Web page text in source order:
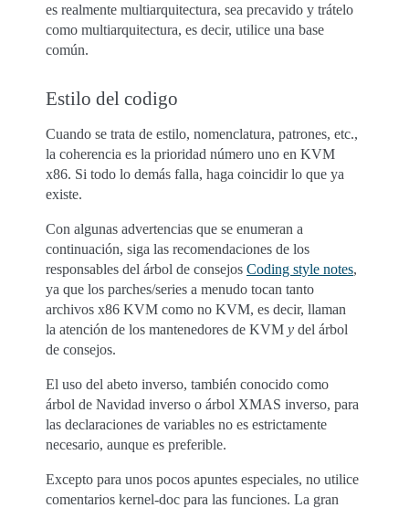
es realmente multiarquitectura, sea precavido y trátelo
como multiarquitectura, es decir, utilice una base
común.
Estilo del codigo
Cuando se trata de estilo, nomenclatura, patrones, etc.,
la coherencia es la prioridad número uno en KVM
x86. Si todo lo demás falla, haga coincidir lo que ya
existe.
Con algunas advertencias que se enumeran a
continuación, siga las recomendaciones de los
responsables del árbol de consejos Coding style notes,
ya que los parches/series a menudo tocan tanto
archivos x86 KVM como no KVM, es decir, llaman
la atención de los mantenedores de KVM y del árbol
de consejos.
El uso del abeto inverso, también conocido como
árbol de Navidad inverso o árbol XMAS inverso, para
las declaraciones de variables no es estrictamente
necesario, aunque es preferible.
Excepto para unos pocos apuntes especiales, no utilice
comentarios kernel-doc para las funciones. La gran